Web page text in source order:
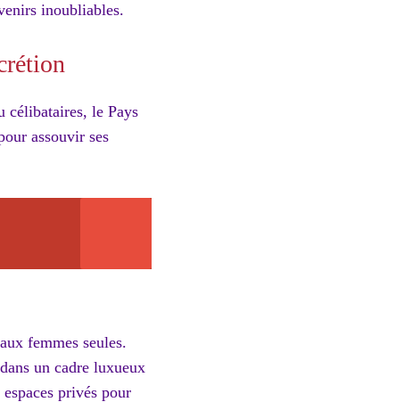
inoubliables.
célibataires, le Pays
assouvir ses
femmes seules.
un cadre luxueux
privés pour